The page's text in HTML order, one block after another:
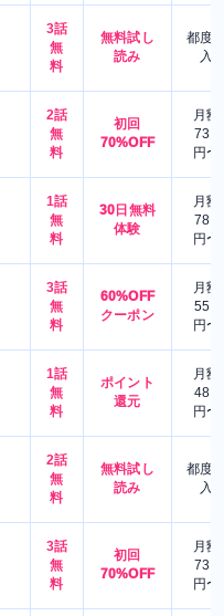
3話
無
料
無料試し
読み
都度
入
2話
無
料
初回
70%OFF
月額
730
円〜
1話
無
料
30日無料
体験
月額
780
円〜
3話
無
料
60%OFF
クーポン
月額
550
円〜
1話
無
料
ポイント
還元
月額
480
円〜
2話
無
料
無料試し
読み
都度
入
3話
無
料
初回
70%OFF
月額
730
円〜